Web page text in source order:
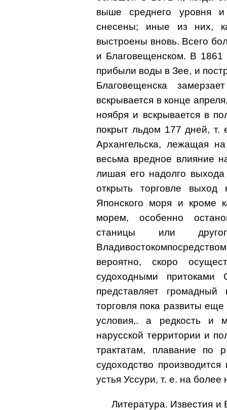
выше среднего уровня
снесены; иные из них,
выстроены вновь. Всего
и Благовещенском. В 1861
прибыли воды в Зее, и
Благовещенска
вскрывается в конце
ноября и вскрывается в
покрыт льдом 177 дней, т.
Архангельска, лежащая
весьма вредное влияние
лишая его надолго
открыть торговле
Японского моря и кроме
морем, особенно
станицы или
вероятно, скоро
судоходными
представляет
торговля пока развиты
условия,. а редкость и
нарусской территории и
трактатам, плавание по
судоходство
устья Уссури, т. е. на
Литература. Известия